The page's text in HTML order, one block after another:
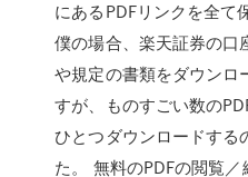
にあるPDFリンクを全て
僕の場合、楽天証券の口
や規定の書類をダウンロ
すが、ものすごい数の
ひとつダウンロードする
た。 無料のPDFの閲覧